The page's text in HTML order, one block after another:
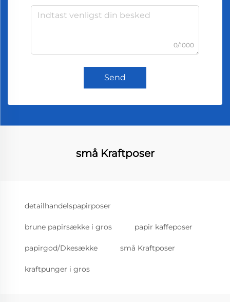
0/1000
Send
små Kraftposer
detailhandelspapirposer
brune papirsække i gros papir kaffeposer
papirgod/Dkesække små Kraftposer
kraftpunger i gros